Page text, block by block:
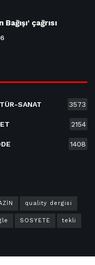
çağrısı
SANAT 3573
2154
1408
quality dergisi
SOSYETE tekli